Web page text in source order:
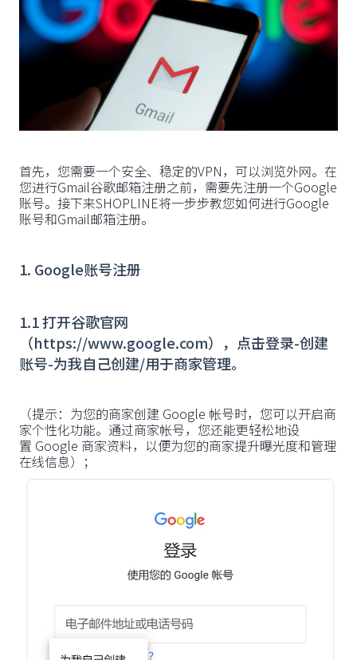
首先，您需要一个安全、稳定的VPN，可以浏览外网。在
您进行Gmail谷歌邮箱注册之前，需要先注册一个Google
账号。接下来SHOPLINE将一步步教您如何进行Google
账号和Gmail邮箱注册。
1. Google账号注册
1.1 打开谷歌官网
（https://www.google.com），点击登录-创建
账号-为我自己创建/用于商家管理。
‍（提示：为您的商家创建 Google 帐号时，您可以开启商
家个性化功能。通过商家帐号，您还能更轻松地设
置 Google 商家资料，以便为您的商家提升曝光度和管理
在线信息）；